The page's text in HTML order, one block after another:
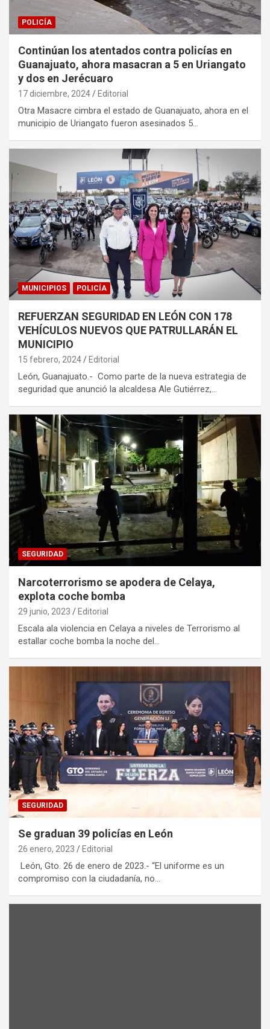
POLICÍA
Continúan los atentados contra policías en
Guanajuato, ahora masacran a 5 en Uriangato
y dos en Jerécuaro
17 diciembre, 2024 Editorial
Otra Masacre cimbra el estado de Guanajuato, ahora en el
municipio de Uriangato fueron asesinados 5…
MUNICIPIOS POLICÍA
REFUERZAN SEGURIDAD EN LEÓN CON 178
VEHÍCULOS NUEVOS QUE PATRULLARÁN EL
MUNICIPIO
15 febrero, 2024 Editorial
León, Guanajuato.- Como parte de la nueva estrategia de
seguridad que anunció la alcaldesa Ale Gutiérrez,…
SEGURIDAD
Narcoterrorismo se apodera de Celaya,
explota coche bomba
29 junio, 2023 Editorial
Escala ala violencia en Celaya a niveles de Terrorismo al
estallar coche bomba la noche del…
SEGURIDAD
Se graduan 39 policías en León
26 enero, 2023 Editorial
León, Gto. 26 de enero de 2023.- “El uniforme es un
compromiso con la ciudadanía, no…